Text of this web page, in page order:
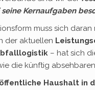
Kernaufgaben
muss sich
der aktuellen
– hat sich
die künftig
öffentliche Haushalt in